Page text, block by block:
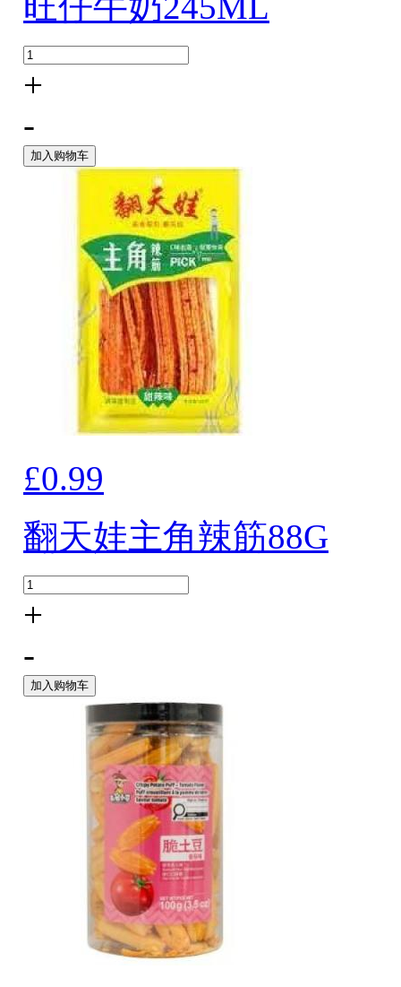
+
-
加入购物车
£0.99
翻天娃主角辣筋88G
+
-
加入购物车